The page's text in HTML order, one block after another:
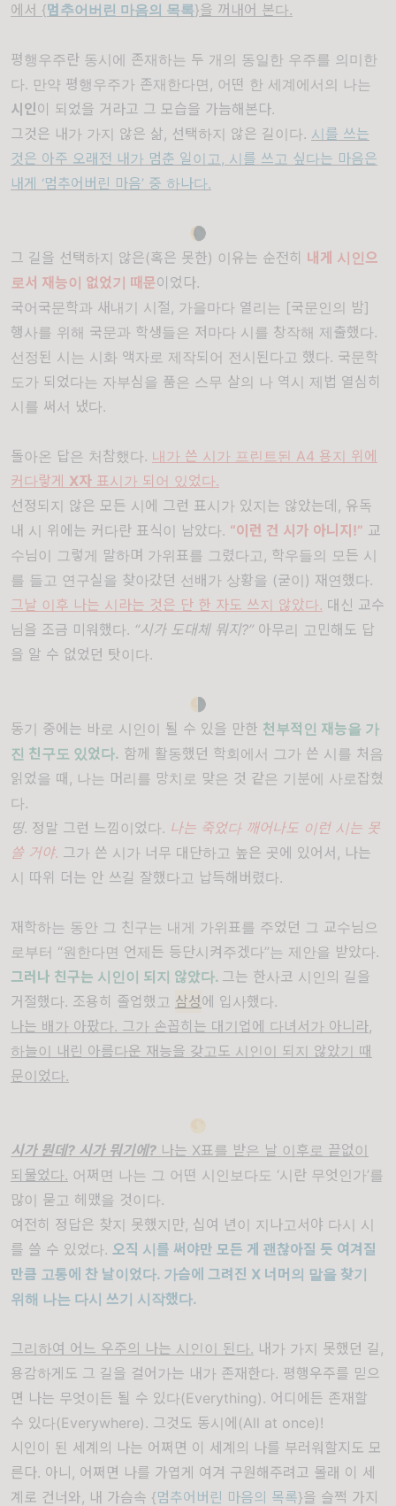
에서 {멈추어버린 마음의 목록}을 꺼내어 본다.
평행우주란 동시에 존재하는 두 개의 동일한 우주를 의미한
다. 만약 평행우주가 존재한다면, 어떤 한 세계에서의 나는
시인이 되었을 거라고 그 모습을 가늠해본다.
그것은 내가 가지 않은 삶, 선택하지 않은 길이다. 시를 쓰는
것은 아주 오래전 내가 멈춘 일이고 , 시를 쓰고 싶다는 마음은
내게 ‘멈추어버린 마음’ 중 하나다.
🌘
그 길을 선택하지 않은(혹은 못한) 이유는 순전히 내게 시인으
로서 재능이 없었기 때문이었다.
국어국문학과 새내기 시절 , 가을마다 열리는 [국문인의 밤]
행사를 위해 국문과 학생들은 저마다 시를 창작해 제출했다.
선정된 시는 시화 액자로 제작되어 전시된다고 했다. 국문학
도가 되었다는 자부심을 품은 스무 살의 나 역시 제법 열심히
시를 써서 냈다.
돌아온 답은 처참했다. 내가 쓴 시가 프린트된 A4 용지 위에
커다랗게 X자 표시가 되어 있었다.
선정되지 않은 모든 시에 그런 표시가 있지는 않았는데, 유독
내 시 위에는 커다란 표식이 남았다. “이런 건 시가 아니지 !” 교
수님이 그렇게 말하며 가위표를 그렸다고 , 학우들의 모든 시
를 들고 연구실을 찾아갔던 선배가 상황을 (굳이) 재연했다.
그날 이후 나는 시라는 것은 단 한 자도 쓰지 않았다. 대신 교수
님을 조금 미워했다. “시가 도대체 뭐지?” 아무리 고민해도 답
을 알 수 없었던 탓이다.
🌗
동기 중에는 바로 시인이 될 수 있을 만한 천부적인 재능을 가
진 친구도 있었다. 함께 활동했던 학회에서 그가 쓴 시를 처음
읽었을 때 , 나는 머리를 망치로 맞은 것 같은 기분에 사로잡혔
다.
띵. 정말 그런 느낌이었다. 나는 죽었다 깨어나도 이런 시는 못
쓸 거야. 그가 쓴 시가 너무 대단하고 높은 곳에 있어서 , 나는
시 따위 더는 안 쓰길 잘했다고 납득해버렸다.
재학하는 동안 그 친구는 내게 가위표를 주었던 그 교수님으
로부터 “원한다면 언제든 등단시켜주겠다”는 제안을 받았다.
그러나 친구는 시인이 되지 않았다. 그는 한사코 시인의 길을
거절했다. 조용히 졸업했고 삼성에 입사했다.
나는 배가 아팠다. 그가 손꼽히는 대기업에 다녀서가 아니라,
하늘이 내린 아름다운 재능을 갖고도 시인이 되지 않았기 때
문이었다.
🌕
시가 뭔데? 시가 뭐기에? 나는 X표를 받은 날 이후로 끝없이
되물었다. 어쩌면 나는 그 어떤 시인보다도 ‘시란 무엇인가’를
많이 묻고 헤맸을 것이다.
여전히 정답은 찾지 못했지만, 십여 년이 지나고서야 다시 시
를 쓸 수 있었다. 오직 시를 써야만 모든 게 괜찮아질 듯 여겨질
만큼 고통에 찬 날이었다. 가슴에 그려진 X 너머의 말을 찾기
위해 나는 다시 쓰기 시작했다.
그리하여 어느 우주의 나는 시인이 된다. 내가 가지 못했던 길 ,
용감하게도 그 길을 걸어가는 내가 존재한다. 평행우주를 믿으
면 나는 무엇이든 될 수 있다(Everything). 어디에든 존재할
수 있다(Everywhere). 그것도 동시에 (All at once)!
시인이 된 세계의 나는 어쩌면 이 세계의 나를 부러워할지도 모
른다. 아니, 어쩌면 나를 가엽게 여겨 구원해주려고 몰래 이 세
계로 건너와, 내 가슴속 {멈추어버린 마음의 목록}을 슬쩍 가지